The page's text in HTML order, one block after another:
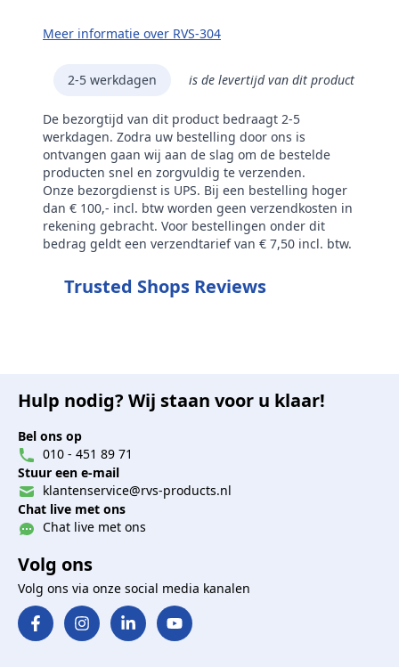
Meer informatie over RVS-304
2-5 werkdagen is de levertijd van dit product
De bezorgtijd van dit product bedraagt 2-5
werkdagen. Zodra uw bestelling door ons is
ontvangen gaan wij aan de slag om de bestelde
producten snel en zorgvuldig te verzenden.
Onze bezorgdienst is UPS. Bij een bestelling hoger
dan € 100,- incl. btw worden geen verzendkosten in
rekening gebracht. Voor bestellingen onder dit
bedrag geldt een verzendtarief van € 7,50 incl. btw.
Trusted Shops Reviews
Hulp nodig? Wij staan voor u klaar!
Bel ons op
010 - 451 89 71
Stuur een e-mail
klantenservice@rvs-products.nl
Chat live met ons
Chat live met ons
Volg ons
Volg ons via onze social media kanalen